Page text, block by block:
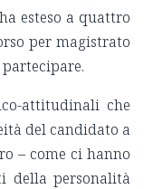
esteso a quattro
per magistrato
attitudinali che
del candidato a
– come ci hanno
personalità